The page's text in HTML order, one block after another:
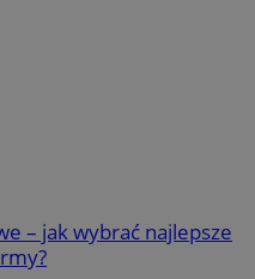
– jak wybrać najlepsze